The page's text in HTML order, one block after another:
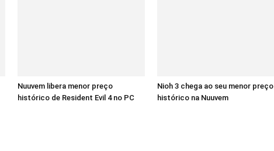
Nuuvem libera menor preço
histórico de Resident Evil 4 no PC
Nioh 3 chega ao seu menor preço
histórico na Nuuvem